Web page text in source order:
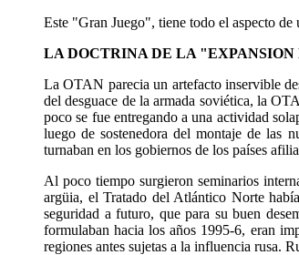
Este "Gran Juego", tiene todo el aspecto de
LA DOCTRINA DE LA "EXPANSION
La OTAN parecia un artefacto inservible
del desguace de la armada soviética, la
poco se fue entregando a una actividad
luego de sostenedora del montaje de las
turnaban en los gobiernos de los países
Al poco tiempo surgieron seminarios
argüia, el Tratado del Atlántico Norte
seguridad a futuro, que para su buen
formulaban hacia los años 1995-6, eran
regiones antes sujetas a la influencia rusa.